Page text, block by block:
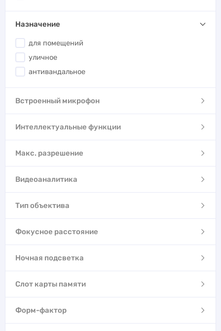
Назначение
для помещений
уличное
антивандальное
Встроенный микрофон
Интеллектуальные функции
Макс. разрешение
Видеоаналитика
Тип объектива
Фокусное расстояние
Ночная подсветка
Слот карты памяти
Форм-фактор